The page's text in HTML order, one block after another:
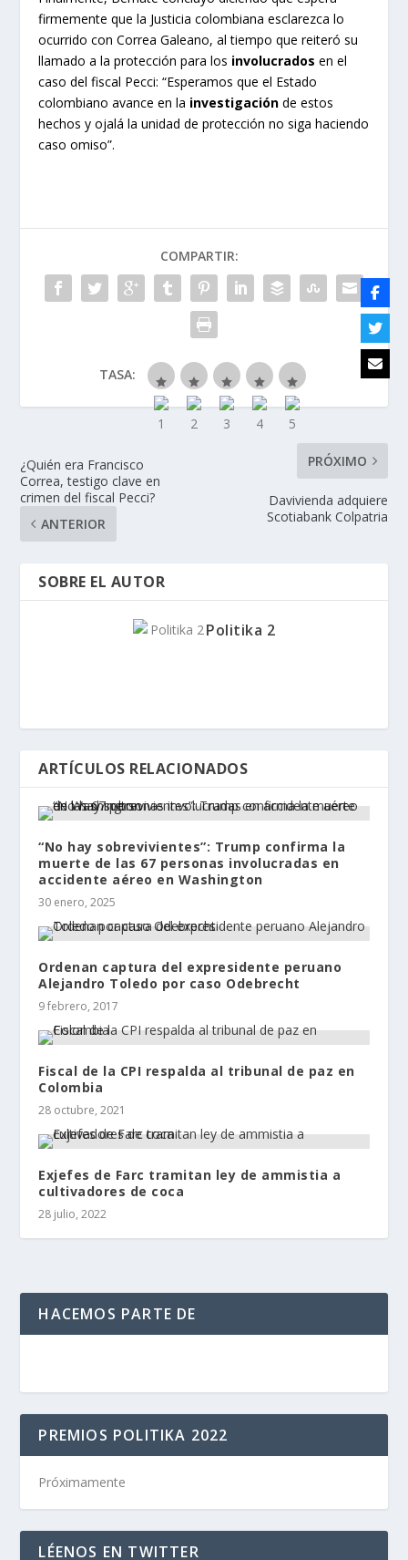
firmemente que la Justicia colombiana esclarezca lo
ocurrido con Correa Galeano, al tiempo que reiteró su
llamado a la protección para los involucradosen el
caso del fiscal Pecci: “Esperamos que el Estado
colombiano avance en la investigaciónde estos
hechos y ojalá la unidad de protección no siga haciendo
caso omiso”.
COMPARTIR:
TASA:
¿Quién era Francisco
Correa, testigo clave en
crimen del fiscal Pecci?
ANTERIOR
PRÓXIMO
Davivienda adquiere
Scotiabank Colpatria
SOBRE EL AUTOR
Politika 2
ARTÍCULOS RELACIONADOS
“No hay sobrevivientes”: Trump confirma la
muerte de las 67 personas involucradas en
accidente aéreo en Washington
30 enero, 2025
Ordenan captura del expresidente peruano
Alejandro Toledo por caso Odebrecht
9 febrero, 2017
Fiscal de la CPI respalda al tribunal de paz en
Colombia
28 octubre, 2021
Exjefes de Farc tramitan ley de ammistia a
cultivadores de coca
28 julio, 2022
HACEMOS PARTE DE
PREMIOS POLITIKA 2022
Próximamente
LÉENOS EN TWITTER